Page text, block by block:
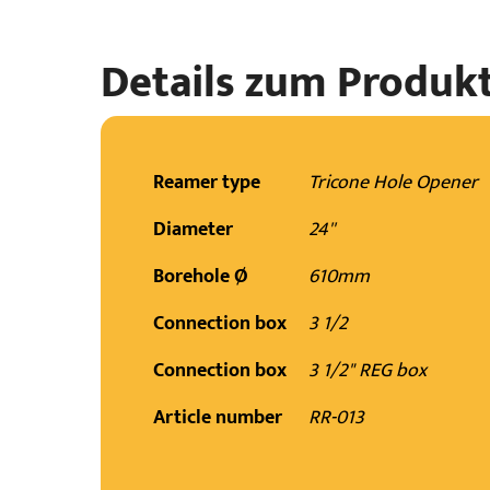
Details zum
Reamer type
Tricone Hole Opener
Diameter
24''
Borehole Ø
610mm
Connection box
3 1/2
Connection box
3 1/2" REG box
Article number
RR-013